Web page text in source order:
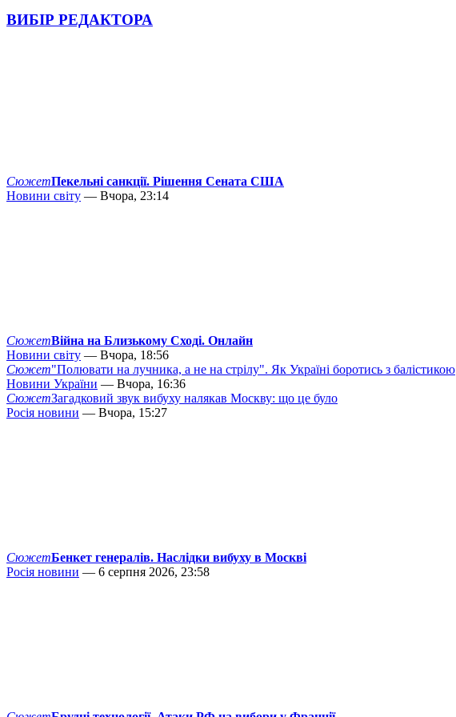
ВИБІР РЕДАКТОРА
СюжетПекельні санкції. Рішення Сената США
Новини світу — Вчора, 23:14
СюжетВійна на Близькому Сході. Онлайн
Новини світу — Вчора, 18:56
Сюжет"Полювати на лучника, а не на стрілу". Як Україні боротись з балістикою
Новини України — Вчора, 16:36
СюжетЗагадковий звук вибуху налякав Москву: що це було
Росія новини — Вчора, 15:27
СюжетБенкет генералів. Наслідки вибуху в Москві
Росія новини — 6 серпня 2026, 23:58